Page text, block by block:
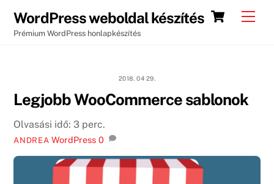
content
Cart
WordPress weboldal készítés
Prémium WordPress honlapkészítés
2018. 04 29.
Legjobb WooCommerce sablonok
Olvasási idő: 3 perc.
ANDREA WordPress 0